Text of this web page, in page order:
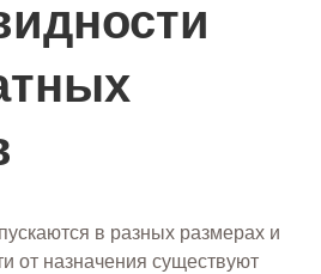
в разных размерах и
от назначения существуют